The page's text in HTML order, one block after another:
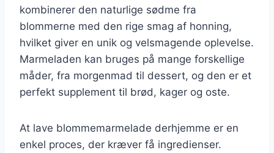
kombinerer den naturlige sødme fra
blommerne med den rige smag af honning,
hvilket giver en unik og velsmagende oplevelse.
Marmeladen kan bruges på mange forskellige
måder, fra morgenmad til dessert, og den er et
perfekt supplement til brød, kager og oste.
At lave blommemarmelade derhjemme er en
enkel proces, der kræver få ingredienser.